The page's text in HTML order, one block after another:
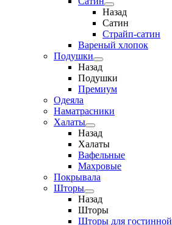
Назад
Сатин
Страйп-сатин
Вареный хлопок
Подушки
Назад
Подушки
Премиум
Одеяла
Наматрасники
Халаты
Назад
Халаты
Вафельные
Махровые
Покрывала
Шторы
Назад
Шторы
Шторы для гостинной